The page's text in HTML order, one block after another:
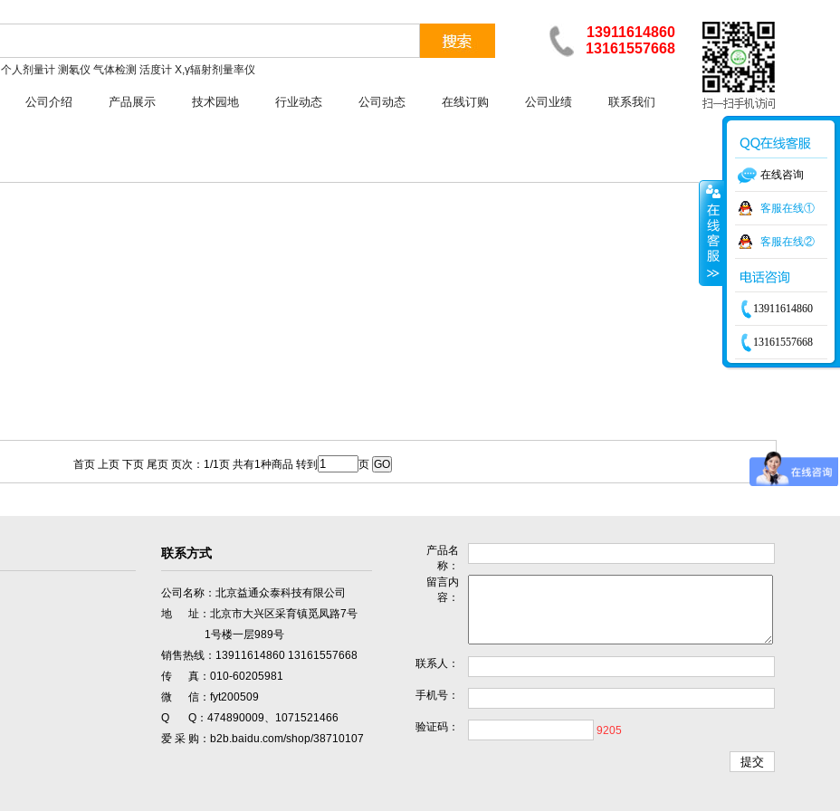
13911614860
13161557668
个人剂量计 测氡仪 气体检测 活度计 X,γ辐射剂量率仪
公司介绍 产品展示 技术园地 行业动态 公司动态 在线订购 公司业绩 联系我们
首页 上页 下页 尾页 页次：1/1页 共有1种商品 转到 页
联系方式
公司名称：北京益通众泰科技有限公司
地 址：北京市大兴区采育镇觅凤路7号
1号楼一层989号
销售热线：13911614860 13161557668
传 真：010-60205981
微 信：fyt200509
Q Q：474890009、1071521466
爱 采 购：b2b.baidu.com/shop/38710107
产品名
称：
留言内
容：
联系人：
手机号：
验证码： 9205
在线咨询
客服在线①
客服在线②
13911614860
13161557668